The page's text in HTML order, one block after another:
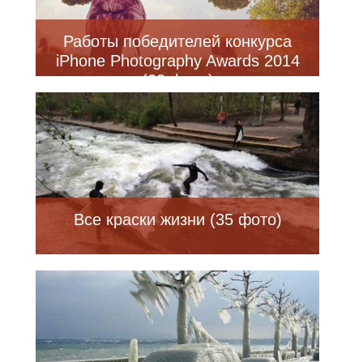
Работы победителей конкурса
iPhone Photography Awards 2014
(23 фото)
Все краски жизни (35 фото)